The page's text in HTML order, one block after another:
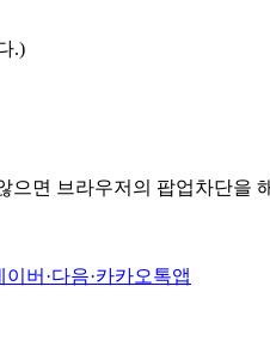
.)
으면 브라우저의 팝업차단을
이버·다음·카카오톡앱